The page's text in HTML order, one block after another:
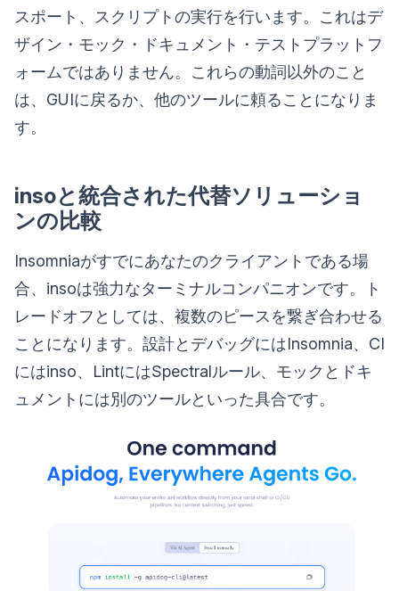
スポート、スクリプトの実行を行います。これはデ
ザイン・モック・ドキュメント・テストプラットフ
ォームではありません。これらの動詞以外のこと
は、GUIに戻るか、他のツールに頼ることになりま
す。
insoと統合された代替ソリューショ
ンの比較
Insomniaがすでにあなたのクライアントである場
合、insoは強力なターミナルコンパニオンです。ト
レードオフとしては、複数のピースを繋ぎ合わせる
ことになります。設計とデバッグにはInsomnia、CI
にはinso、LintにはSpectralルール、モックとドキ
ュメントには別のツールといった具合です。